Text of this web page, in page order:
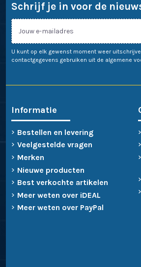
Schrijf je in voor de
U kunt op elk gewenst moment weer
contactgegevens gebruiken uit de algemene
Informatie
Bestellen en levering
Veelgestelde vragen
Merken
Nieuwe producten
Best verkochte artikelen
Meer weten over iDEAL
Meer weten over PayPal